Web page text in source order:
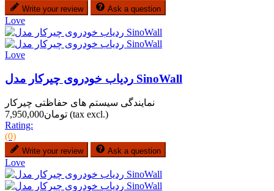
Write your review Ask a question
Love
Love
ردیاب خودروی چیرکار مدل SinoWall
نمایندگی سیستم های حفاظتی چیرکار
تومان7,950,000 (tax excl.)
Rating:
(0)
Write your review Ask a question
Love